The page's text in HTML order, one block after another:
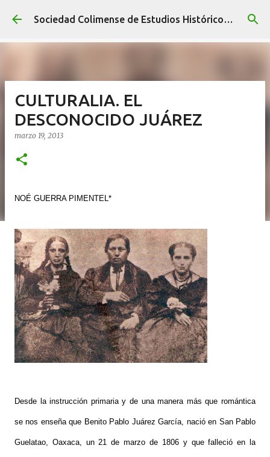
Ir al contenido principal Sociedad Colimense de Estudios Históricos A. C.
CULTURALIA. EL
DESCONOCIDO JUÁREZ
marzo 19, 2013
NOÉ GUERRA PIMENTEL*
Desde la instrucción primaria y de una manera más que romántica
se nos enseña que Benito Pablo Juárez García, nació en San Pablo
Guelatao, Oaxaca, un 21 de marzo de 1806 y que falleció en la